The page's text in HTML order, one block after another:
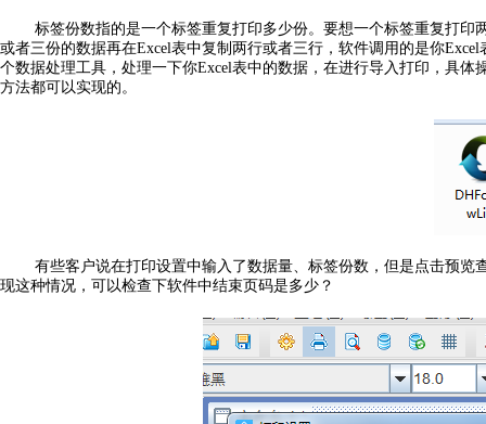
标签份数指的是一个标签重复打印多少份。要想一个标签重复打印
或者三份的数据再在Excel表中复制两行或者三行，软件调用的是你
个数据处理工具，处理一下你Excel表中的数据，在进行导入打印，具
方法都可以实现的。
有些客户说在打印设置中输入了数据量、标签份数，但是点击预
现这种情况，可以检查下软件中结束页码是多少？